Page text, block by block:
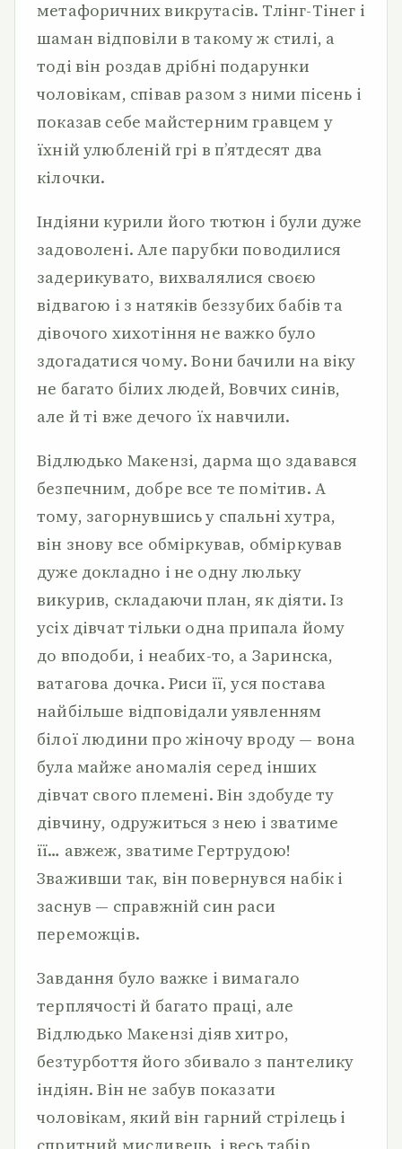
метафоричних викрутасів. Тлінг-Тінег і
шаман відповіли в такому ж стилі, а
тоді він роздав дрібні подарунки
чоловікам, співав разом з ними пісень і
показав себе майстерним гравцем у
їхній улюбленій грі в п’ятдесят два
кілочки.
Індіяни курили його тютюн і були дуже
задоволені. Але парубки поводилися
задерикувато, вихвалялися своєю
відвагою і з натяків беззубих бабів та
дівочого хихотіння не важко було
здогадатися чому. Вони бачили на віку
не багато білих людей, Вовчих синів,
але й ті вже дечого їх навчили.
Відлюдько Макензі, дарма що здавався
безпечним, добре все те помітив. А
тому, загорнувшись у спальні хутра,
він знову все обміркував, обміркував
дуже докладно і не одну люльку
викурив, складаючи план, як діяти. Із
усіх дівчат тільки одна припала йому
до вподоби, і неабих-то, а Заринска,
ватагова дочка. Риси її, уся постава
найбільше відповідали уявленням
білої людини про жіночу вроду — вона
була майже аномалія серед інших
дівчат свого племені. Він здобуде ту
дівчину, одружиться з нею і зватиме
її… авжеж, зватиме Гертрудою!
Зваживши так, він повернувся набік і
заснув — справжній син раси
переможців.
Завдання було важке і вимагало
терплячості й багато праці, але
Відлюдько Макензі діяв хитро,
безтурбоття його збивало з пантелику
індіян. Він не забув показати
чоловікам, який він гарний стрілець і